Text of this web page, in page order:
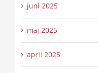
juni 2025
maj 2025
april 2025